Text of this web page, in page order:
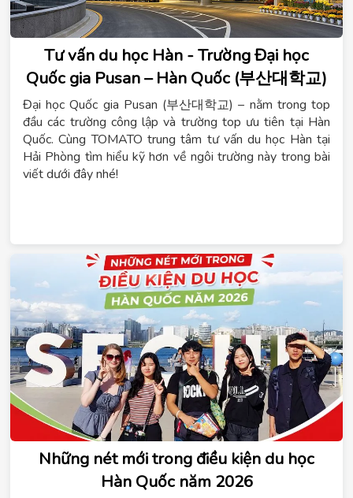
Tư vấn du học Hàn - Trường Đại học
Quốc gia Pusan – Hàn Quốc (부산대학교)
Đại học Quốc gia Pusan (부산대학교) – nằm trong top
đầu các trường công lập và trường top ưu tiên tại Hàn
Quốc. Cùng TOMATO trung tâm tư vấn du học Hàn tại
Hải Phòng tìm hiểu kỹ hơn về ngôi trường này trong bài
viết dưới đây nhé!
Những nét mới trong điều kiện du học
Hàn Quốc năm 2026